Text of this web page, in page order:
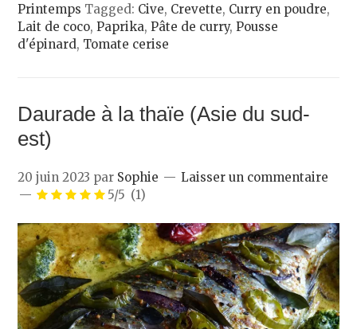
Printemps Tagged: Cive, Crevette, Curry en poudre,
Lait de coco,Paprika,Pâte de curry,Pousse
d'épinard, Tomate cerise
Daurade à la thaïe (Asie du sud-
est)
20 juin 2023 par Sophie
Laisser un commentaire
5/5 (1)